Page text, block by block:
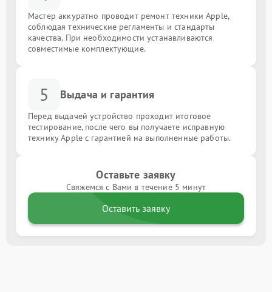
Мастер аккуратно проводит ремонт техники Apple,
соблюдая технические регламенты и стандарты
качества. При необходимости устанавливаются
совместимые комплектующие.
5 Выдача и гарантия
Перед выдачей устройство проходит итоговое
тестирование, после чего вы получаете исправную
технику Apple с гарантией на выполненные работы.
Оставьте заявку
Свяжемся с Вами в течение 5 минут
Оставить заявку